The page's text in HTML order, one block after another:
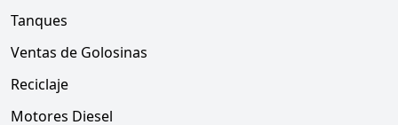
Tanques
Ventas de Golosinas
Reciclaje
Motores Diesel